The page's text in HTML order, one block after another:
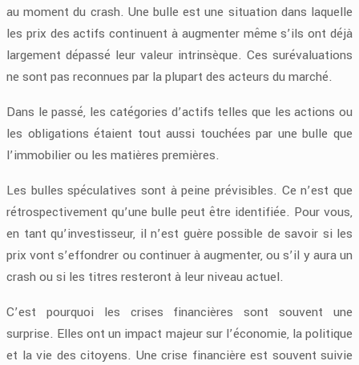
au moment du crash. Une bulle est une situation dans laquelle
les prix des actifs continuent à augmenter même s’ils ont déjà
largement dépassé leur valeur intrinsèque. Ces surévaluations
ne sont pas reconnues par la plupart des acteurs du marché.
Dans le passé, les catégories d’actifs telles que les actions ou
les obligations étaient tout aussi touchées par une bulle que
l’immobilier ou les matières premières.
Les bulles spéculatives sont à peine prévisibles. Ce n’est que
rétrospectivement qu’une bulle peut être identifiée. Pour vous,
en tant qu’investisseur, il n’est guère possible de savoir si les
prix vont s’effondrer ou continuer à augmenter, ou s’il y aura un
crash ou si les titres resteront à leur niveau actuel.
C’est pourquoi les crises financières sont souvent une
surprise. Elles ont un impact majeur sur l’économie, la politique
et la vie des citoyens. Une crise financière est souvent suivie